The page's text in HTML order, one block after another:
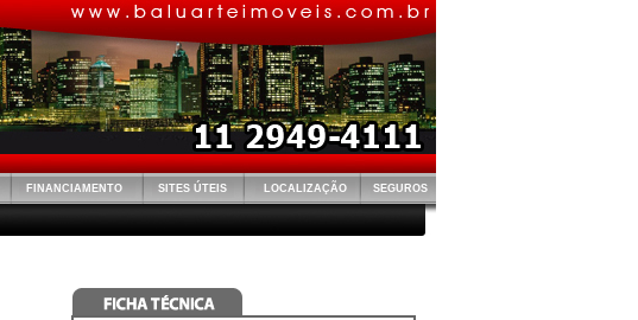
FINANCIAMENTO SITES ÚTEIS LOCALIZAÇÃO SEGUROS